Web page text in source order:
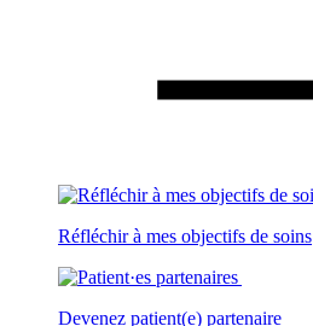
Réfléchir à mes objectifs de soins
Devenez patient(e) partenaire